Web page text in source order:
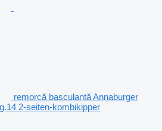
remorcă basculantă Annaburger
2-seiten-kombikipper